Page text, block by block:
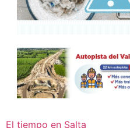
El tiempo en Salta